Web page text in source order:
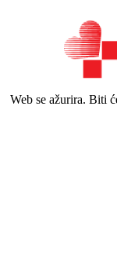
Web se ažurira. Biti